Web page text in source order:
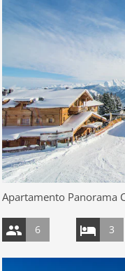
Apartamento Panorama
6 3